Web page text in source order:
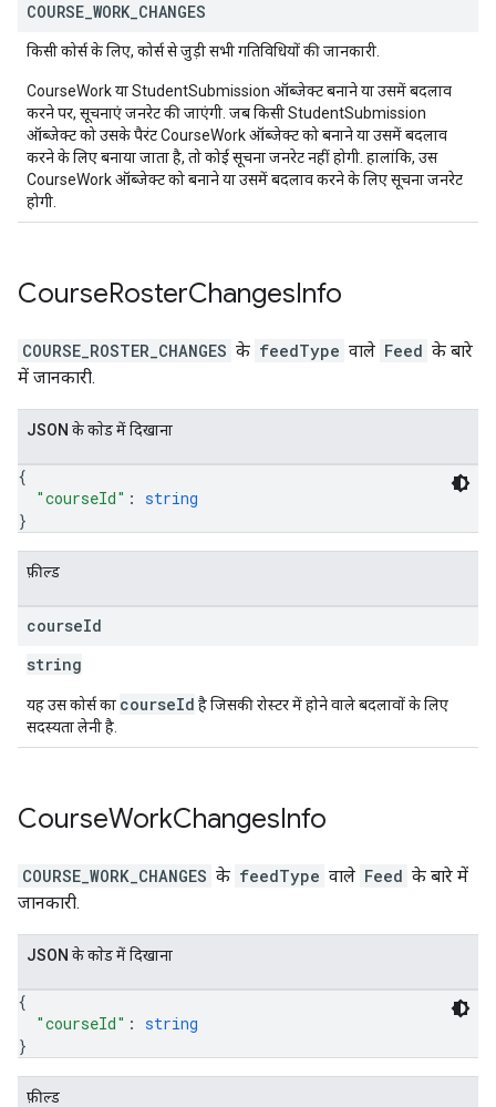
COURSE WORK CHANGES
किसी कोर्स के लिए, कोर्स से जुड़ी सभी गतिविधियों की जानकारी.
CourseWork या StudentSubmission ऑब्जेक्ट बनाने या उसमें बदलाव
करने पर, सूचनाएं जनरेट की जाएंगी. जब किसी StudentSubmission
ऑब्जेक्ट को उसके पैरंट CourseWork ऑब्जेक्ट को बनाने या उसमें बदलाव
करने के लिए बनाया जाता है, तो कोई सूचना जनरेट नहीं होगी. हालांकि, उस
CourseWork ऑब्जेक्ट को बनाने या उसमें बदलाव करने के लिए सूचना जनरेट
होगी.
CourseRosterChangesInfo
COURSE_ROSTER_CHANGES के feedType वाले Feed के बारे
में जानकारी.
JSON के काेड में दिखाना
{
"courseId" : string
}
फ़ील्ड
courseId
string
यह उस कोर्स का courseId है जिसकी रोस्टर में होने वाले बदलावों के लिए
सदस्यता लेनी है.
CourseWorkChangesInfo
COURSE_WORK_CHANGES के feedType वाले Feed के बारे में
जानकारी.
JSON के काेड में दिखाना
{
"courseId" : string
}
फ़ील्ड